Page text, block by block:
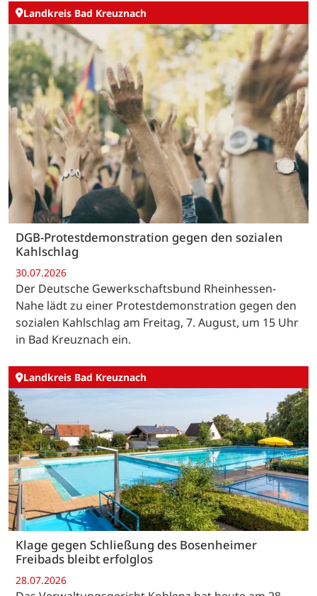
Landkreis Bad Kreuznach
DGB-Protestdemonstration gegen den sozialen
Kahlschlag
30.07.2026
Der Deutsche Gewerkschaftsbund Rheinhessen-
Nahe lädt zu einer Protestdemonstration gegen den
sozialen Kahlschlag am Freitag, 7. August, um 15 Uhr
in Bad Kreuznach ein.
Landkreis Bad Kreuznach
Klage gegen Schließung des Bosenheimer
Freibads bleibt erfolglos
28.07.2026